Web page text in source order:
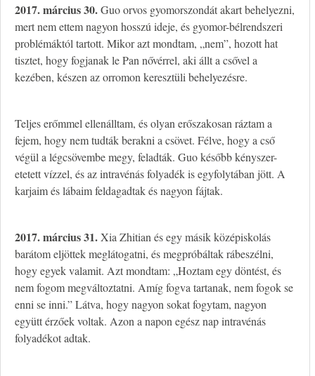
2017. március 30.Guo orvos gyomorszondát akart behelyezni,
mert nem ettem nagyon hosszú ideje, és gyomor-bélrendszeri
problémáktól tartott. Mikor azt mondtam, „nem”, hozott hat
tisztet, hogy fogjanak le Pan nővérrel, aki állt a csővel a
kezében, készen az orromon keresztüli behelyezésre.
Teljes erőmmel ellenálltam, és olyan erőszakosan ráztam a
fejem, hogy nem tudták berakni a csövet. Félve, hogy a cső
végül a légcsövembe megy, feladták. Guo később kényszer-
etetett vízzel, és az intravénás folyadék is egyfolytában jött. A
karjaim és lábaim feldagadtak és nagyon fájtak.
2017. március 31.Xia Zhitian és egy másik középiskolás
barátom eljöttek meglátogatni, és megpróbáltak rábeszélni,
hogy egyek valamit. Azt mondtam: „Hoztam egy döntést, és
nem fogom megváltoztatni. Amíg fogva tartanak, nem fogok se
enni se inni.” Látva, hogy nagyon sokat fogytam, nagyon
együtt érzőek voltak. Azon a napon egész nap intravénás
folyadékot adtak.